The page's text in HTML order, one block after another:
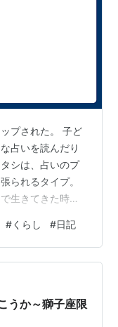
プされた。 子ど
占いを読んだり
シは、占いのプ
られるタイプ。
生きてきた時間
罰は当たるま
とっての占いと
しい言葉満載の
、自分の星座で
気になる言葉
６年下半期、…
#くらし #日記
うか～獅子座限